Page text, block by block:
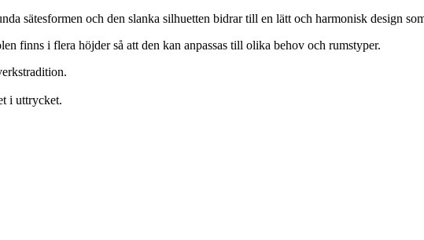
sätesformen och den slanka silhuetten bidrar till en lätt och harmonisk design
finns i flera höjder så att den kan anpassas till olika behov och rumstyper.
i uttrycket.